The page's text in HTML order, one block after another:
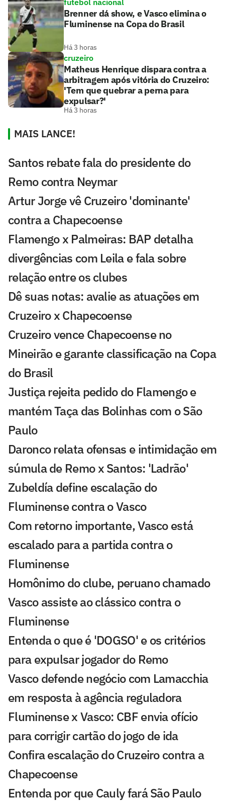
futebol nacional
Brenner dá show, e Vasco elimina o
Fluminense na Copa do Brasil
Há 3 horas
cruzeiro
Matheus Henrique dispara contra a
arbitragem após vitória do Cruzeiro:
'Tem que quebrar a perna para
expulsar?'
Há 3 horas
MAIS LANCE!
Santos rebate fala do presidente do
Remo contra Neymar
Artur Jorge vê Cruzeiro 'dominante'
contra a Chapecoense
Flamengo x Palmeiras: BAP detalha
divergências com Leila e fala sobre
relação entre os clubes
Dê suas notas: avalie as atuações em
Cruzeiro x Chapecoense
Cruzeiro vence Chapecoense no
Mineirão e garante classificação na Copa
do Brasil
Justiça rejeita pedido do Flamengo e
mantém Taça das Bolinhas com o São
Paulo
Daronco relata ofensas e intimidação em
súmula de Remo x Santos: 'Ladrão'
Zubeldía define escalação do
Fluminense contra o Vasco
Com retorno importante, Vasco está
escalado para a partida contra o
Fluminense
Homônimo do clube, peruano chamado
Vasco assiste ao clássico contra o
Fluminense
Entenda o que é 'DOGSO' e os critérios
para expulsar jogador do Remo
Vasco defende negócio com Lamacchia
em resposta à agência reguladora
Fluminense x Vasco: CBF envia ofício
para corrigir cartão do jogo de ida
Confira escalação do Cruzeiro contra a
Chapecoense
Entenda por que Cauly fará São Paulo